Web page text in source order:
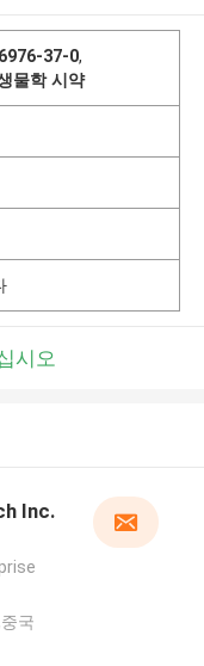
37-0,
물학 시약
시오
Inc.
국